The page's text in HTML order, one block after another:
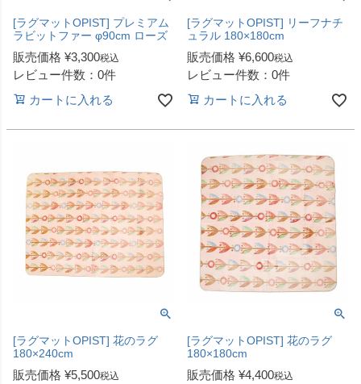
[ラグマットOPIST] プレミアム
ラビットファー φ90cm ローズ
販売価格 ¥3,300税込
レビュー件数：0件
カートに入れる
[ラグマットOPIST] リーフナチ
ュラル 180×180cm
販売価格 ¥6,600税込
レビュー件数：0件
カートに入れる
[ラグマットOPIST] 花のラグ
180×240cm
販売価格 ¥5,500税込
[ラグマットOPIST] 花のラグ
180×180cm
販売価格 ¥4,400税込